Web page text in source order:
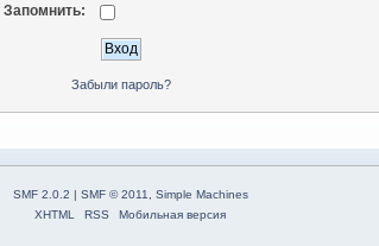
Запомнить:
Забыли пароль?
SMF 2.0.2 | SMF © 2011
Simple Machines
XHTML
RSS Мобильная версия